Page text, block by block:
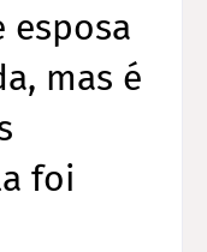
esposa
mas é
foi